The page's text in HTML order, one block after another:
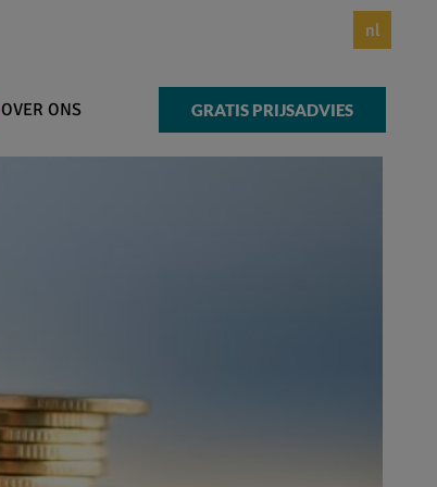
nl
OVER ONS GRATIS PRIJSADVIES